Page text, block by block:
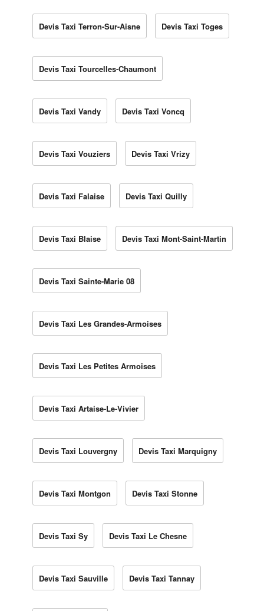
Devis Taxi Terron-Sur-Aisne Devis Taxi Toges
Devis Taxi Tourcelles-Chaumont
Devis Taxi Vandy Devis Taxi Voncq
Devis Taxi Vouziers Devis Taxi Vrizy
Devis Taxi Falaise Devis Taxi Quilly
Devis Taxi Blaise Devis Taxi Mont-Saint-Martin
Devis Taxi Sainte-Marie 08
Devis Taxi Les Grandes-Armoises
Devis Taxi Les Petites Armoises
Devis Taxi Artaise-Le-Vivier
Devis Taxi Louvergny Devis Taxi Marquigny
Devis Taxi Montgon Devis Taxi Stonne
Devis Taxi Sy Devis Taxi Le Chesne
Devis Taxi Sauville Devis Taxi Tannay